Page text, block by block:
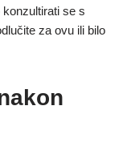
se s
za ovu ili bilo